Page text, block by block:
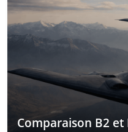
Comparaison B2 et